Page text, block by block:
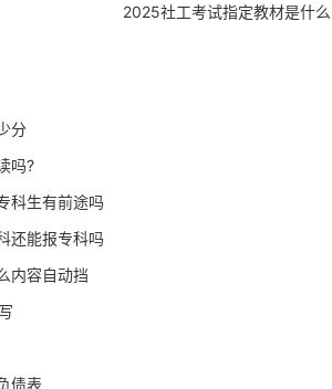
2025社工考试指定教材是什么
分
吗?
科生有前途吗
还能报专科吗
内容自动挡
债表